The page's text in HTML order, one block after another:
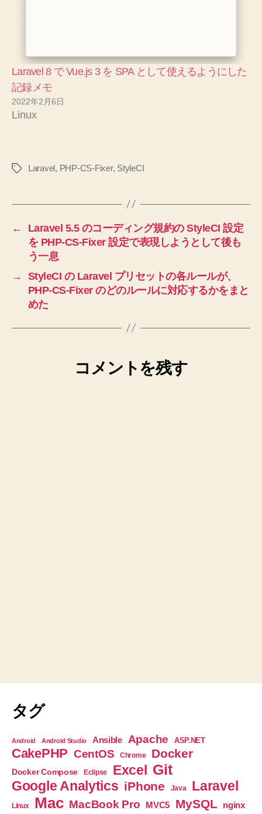
Laravel 8 で Vue.js 3 を SPA として使えるようにした
記録メモ
2022年2月6日
Linux
タ
Laravel, PHP-CS-Fixer, StyleCI
←
Laravel 5.5 のコーディング規約の StyleCI 設定
を PHP-CS-Fixer 設定で表現しようとして後も
う一息
→
StyleCI の Laravel プリセットの各ルールが、
PHP-CS-Fixer のどのルールに対応するかをまと
めた
コメントを残す
タグ
Android Android Studio Ansible Apache ASP.NET
CakePHP CentOS Chrome Docker
Docker Compose Eclipse Excel Git
Google Analytics iPhone Java Laravel
Linux Mac MacBook Pro MVC5 MySQL nginx